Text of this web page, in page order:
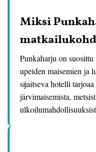
Miksi
Punkaharju on suosittu
upeiden maisemien ja
sijaitseva hotelli
järvimaisemista,